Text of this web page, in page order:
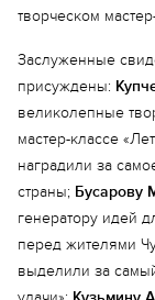
творческом
Заслуженные
присуждены:
великолепные
мастер-классе
наградили за
страны; Бусарову
генератору идей
перед жителями
выделили за